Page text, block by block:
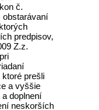
č.
obstarávaní
predpisov,
Z.z.
prešli
a vyššie
doplnení
neskorších